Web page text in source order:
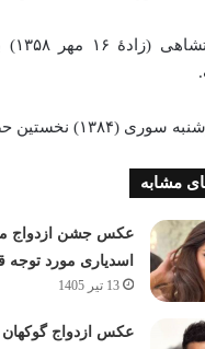
و تئاتر نیمروز خواب آلود (۱۳۸۰) نخستین کار حرفه‌ای او بود.
مشابه
عکس جشن ازدواج مه
اسدیاری مورد توجه
13 تیر 1405
عکس ازدواج گوکهان